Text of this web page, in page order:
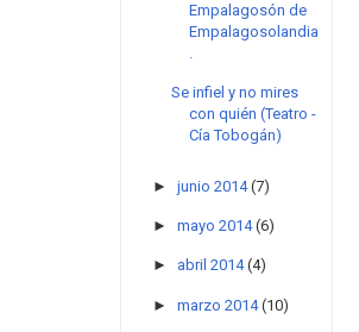
Empalagosón de
Empalagosolandia
.
Se infiel y no mires
con quién (Teatro -
Cía Tobogán)
► junio 2014 (7)
► mayo 2014 (6)
► abril 2014 (4)
► marzo 2014 (10)